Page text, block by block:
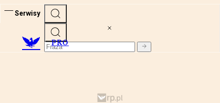
Serwisy
PRO